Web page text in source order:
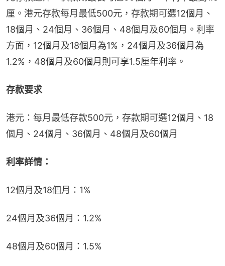
厘。港元存款每月最低500元，存款期可選12個月、
18個月、24個月、36個月、48個月及60個月。利率
方面，12個月及18個月為1%，24個月及36個月為
1.2%，48個月及60個月則可享1.5厘年利率。
存款要求
港元：每月最低存款500元，存款期可選12個月、18
個月、24個月、36個月、48個月及60個月
利率詳情：
12個月及18個月：1%
24個月及36個月：1.2%
48個月及60個月：1.5%